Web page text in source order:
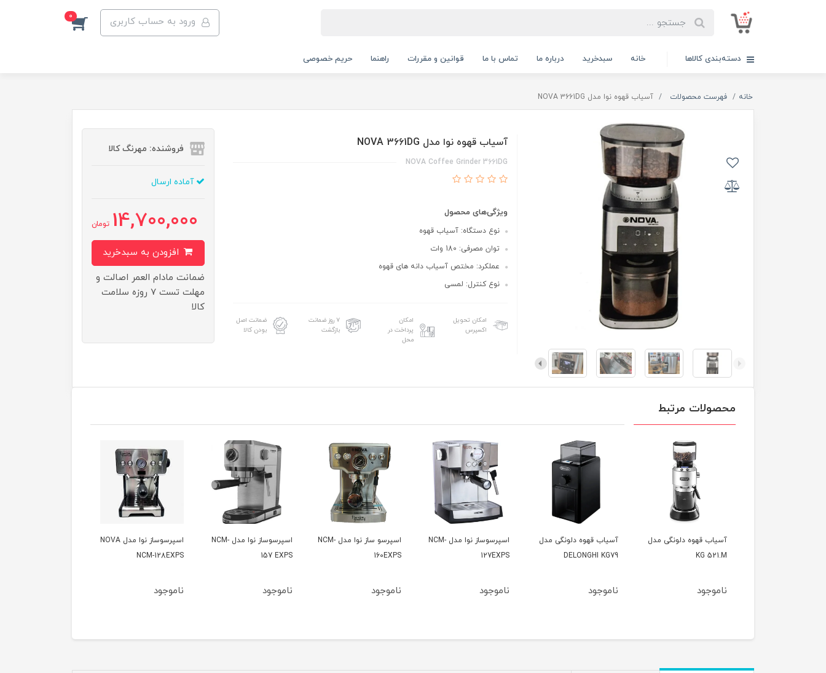
ورود به حساب کاربری 0
دسته‌بندی کالاها خانه سبدخرید درباره ما تماس با ما قوانین و مقررات راهنما حریم خصوصی
خانه فهرست محصولات آسیاب قهوه نوا مدل NOVA 3661DG
آسیاب قهوه نوا مدل NOVA 3661DG
NOVA Coffee Grinder 3661DG
ویژگی‌های محصول
نوع دستگاه: آسیاب قهوه
توان مصرفی: 180 وات
عملکرد: مختص آسیاب دانه های قهوه
نوع کنترل: لمسی
امکان تحویل
اکسپرس
امکان
پرداخت در
محل
۷ روز ضمانت
بازگشت
ضمانت اصل
بودن کالا
فروشنده: مهرنگ کالا
آماده ارسال
14,700,000 تومان
ضمانت مادام العمر اصالت و
مهلت تست ۷ روزه سلامت
کالا
محصولات مرتبط
آسیاب قهوه دلونگی مدل
DELONGHI KG79
ناموجود
اسپرسوساز نوا مدل NCM-
127EXPS
ناموجود
اسپرسو ساز نوا مدل NCM-
160EXPS
ناموجود
اسپرسوساز نوا مدل NCM-
157 EXPS
ناموجود
اسپرسوساز نوا مدل NOVA
NCM-128EXPS
ناموجود
اسپرسو ساز نوا مدل NCM-
149
ناموجود